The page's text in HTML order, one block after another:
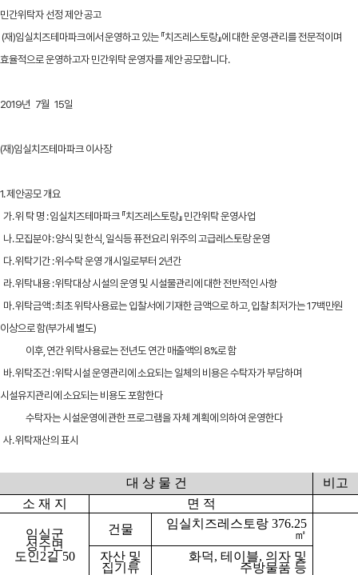
민간위탁자 선정 제안 공고
(재)임실치즈테마파크에서 운영하고 있는 『치즈레스토랑』에 대한 운영·관리를 전문적이며
효율적으로 운영하고자 민간위탁 운영자를 제안 공모합니다.
2019년 7월 15일
(재)임실치즈테마파크 이사장
1. 제안공모 개요
가. 위 탁 명 : 임실치즈테마파크 『치즈레스토랑』 민간위탁 운영사업
나. 모집분야 : 양식 및 한식, 일식등 퓨전요리 위주의 고급레스토랑 운영
다. 위탁기간 : 위·수탁 운영 개시일로부터 2년간
라. 위탁내용 : 위탁대상 시설의 운영 및 시설물관리에 대한 전반적인 사항
마. 위탁금액 : 최초 위탁사용료는 입찰서에 기재한 금액으로 하고, 입찰 최저가는 17백만원
이상으로 함(부가세 별도)
이후, 연간 위탁사용료는 전년도 연간 매출액의 8%로 함
바. 위탁조건 : 위탁시설 운영관리에 소요되는 일체의 비용은 수탁자가 부담하며
시설유지관리에 소요되는 비용도 포함한다
수탁자는 시설운영에 관한 프로그램을 자체 계획에 의하여 운영한다
사. 위탁재산의 표시
대 상 물 건
비고
소 재 지
면 적
임실군
성수면
도인2길 50
건물 임실치즈레스토랑376.25
㎡
자산 및
집기류
화덕,테이블, 의자 및
주방물품 등